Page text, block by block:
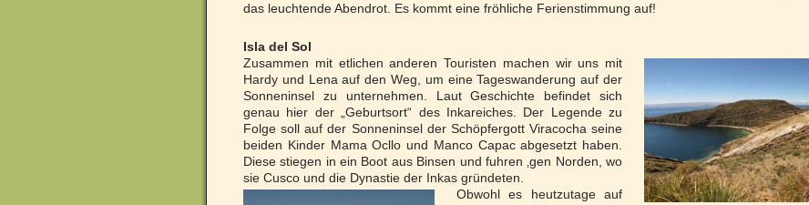
das leuchtende Abendrot. Es kommt eine fröhliche Ferienstimmung auf!
Isla del Sol
Zusammen mit etlichen anderen Touristen machen wir uns mit
Hardy und Lena auf den Weg, um eine Tageswanderung auf der
Sonneninsel zu unternehmen. Laut Geschichte befindet sich
genau hier der „Geburtsort“ des Inkareiches. Der Legende zu
Folge soll auf der Sonneninsel der Schöpfergott Viracocha seine
beiden Kinder Mama Ocllo und Manco Capac abgesetzt haben.
Diese stiegen in ein Boot aus Binsen und fuhren ‚gen Norden, wo
sie Cusco und die Dynastie der Inkas gründeten.
Obwohl es heutzutage auf